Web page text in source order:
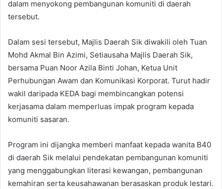
dalam menyokong pembangunan komuniti di daerah
tersebut.
Dalam sesi tersebut, Majlis Daerah Sik diwakili oleh Tuan
Mohd Akmal Bin Azimi, Setiausaha Majlis Daerah Sik,
bersama Puan Noor Azila Binti Johan, Ketua Unit
Perhubungan Awam dan Komunikasi Korporat. Turut hadir
wakil daripada KEDA bagi membincangkan potensi
kerjasama dalam memperluas impak program kepada
komuniti sasaran.
Program ini dijangka memberi manfaat kepada wanita B40
di daerah Sik melalui pendekatan pembangunan komuniti
yang menggabungkan literasi kewangan, pembangunan
kemahiran serta keusahawanan berasaskan produk lestari.